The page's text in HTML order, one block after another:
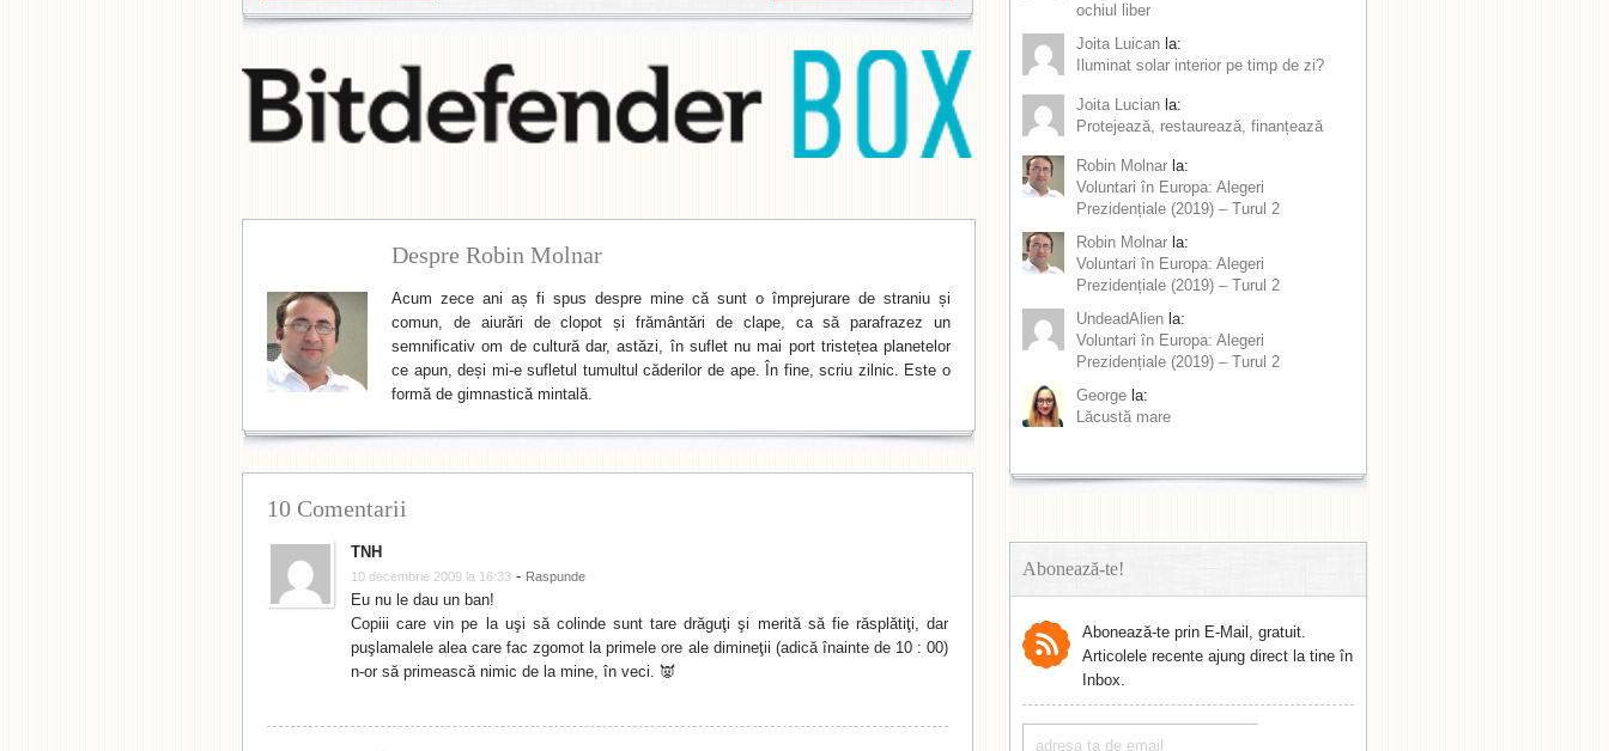
Despre Robin Molnar
Acum zece ani aș fi spus despre mine că sunt o împrejurare de straniu și
comun, de aiurări de clopot și frământări de clape, ca să parafrazez un
semnificativ om de cultură dar, astăzi, în suflet nu mai port tristețea planetelor
ce apun, deși mi-e sufletul tumultul căderilor de ape. În fine, scriu zilnic. Este o
formă de gimnastică mintală.
10 Comentarii
TNH
10 decembrie 2009 la 16:33 - Raspunde
Eu nu le dau un ban!
Copiii care vin pe la uşi să colinde sunt tare drăguţi şi merită să fie răsplătiţi, dar
puşlamalele alea care fac zgomot la primele ore ale dimineţii (adică înainte de 10 : 00)
n-or să primească nimic de la mine, în veci. 👿
ochiul liber
Joita Luican la:
Iluminat solar interior pe timp de zi?
Joita Lucian la:
Protejează, restaurează, finanțează
Robin Molnar la:
Voluntari în Europa: Alegeri
Prezidențiale (2019) – Turul 2
Robin Molnar la:
Voluntari în Europa: Alegeri
Prezidențiale (2019) – Turul 2
UndeadAlien la:
Voluntari în Europa: Alegeri
Prezidențiale (2019) – Turul 2
George la:
Lăcustă mare
Abonează-te!
Abonează-te prin E-Mail, gratuit.
Articolele recente ajung direct la tine în
Inbox.